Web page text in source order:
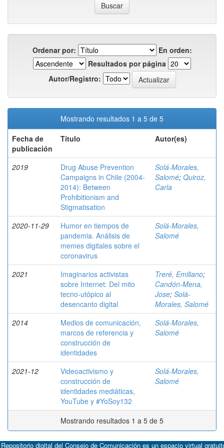
Ordenar por:
En orden:
Resultados por página
Autor/Registro:
Mostrando resultados 1 a 5 de 5
Fecha de
publicación
Título Autor(es)
2019
Drug Abuse Prevention
Campaigns in Chile (2004-
2014): Between
Prohibitionism and
Stigmatisation
Solá-Morales,
Salomé; Quiroz,
Carla
2020-11-29
Humor en tiempos de
pandemia. Análisis de
memes digitales sobre el
coronavirus
Solá-Morales,
Salomé
2021
Imaginarios activistas
sobre Internet: Del mito
tecno-utópico al
desencanto digital
Treré, Emiliano;
Candón-Mena,
Jose; Solá-
Morales, Salomé
2014
Medios de comunicación,
marcos de referencia y
construcción de
identidades
Solá-Morales,
Salomé
2021-12
Videoactivismo y
construcción de
identidades mediáticas,
YouTube y #YoSoy132
Solá-Morales,
Salomé
Mostrando resultados 1 a 5 de 5
digital del Consejo de Comunicación es un espacio virtual